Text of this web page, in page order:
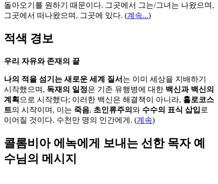
돌아오기를 원하기 때문이다. 그곳에서 그는/그녀는 나왔으며,
그곳에서 떠나왔으며, 그곳에 있다. (계속...)
적색 경보
우리 자유와 존재의 끝
나의 적을 섬기는 새로운 세계 질서 는 이미 세상을 지배하기
시작했으며, 독재의 일정은 기존 유행병에 대한 백신과 백신의
계획 으로 시작했다; 이러한 백신은 해결책이 아니라, 홀로코스
트의 시작이며, 이는 죽음, 초인류주의 와 수수의 표식 삽입 로
이어질 것이다. 수천만 명의 인간에게. (계속)
콜롬비아 에녹에게 보내는 선한 목자 예
수님의 메시지